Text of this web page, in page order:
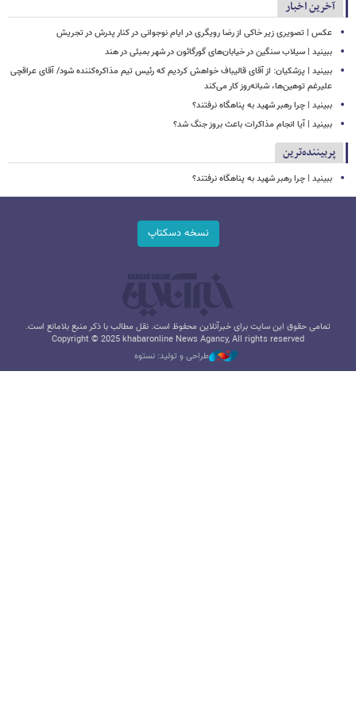
آخرین اخبار
عکس | تصویری زیر خاکی از رضا رویگری در ایام نوجوانی در کنار پدرش در تجریش
ببینید | سیلاب‌ سنگین در خیابان‌های گورگائون در شهر بمبئی در هند
ببینید | پزشکیان: از آقای قالیباف خواهش کردیم که رئیس تیم مذاکره‌کننده شود/ آقای عراقچی
علیرغم توهین‌ها، شبانه‌روز کار می‌کند
ببینید | چرا رهبر شهید به پناهگاه نرفتند؟
ببینید | آیا انجام مذاکرات باعث بروز جنگ شد؟
پربیننده‌ترین
ببینید | چرا رهبر شهید به پناهگاه نرفتند؟
نسخه دسکتاپ
تمامی حقوق این سایت برای خبرآنلاین محفوظ است. نقل مطالب با ذکر منبع بلامانع است.
Copyright © 2025 khabaronline News Agancy, All rights reserved
طراحی و تولید: نستوه